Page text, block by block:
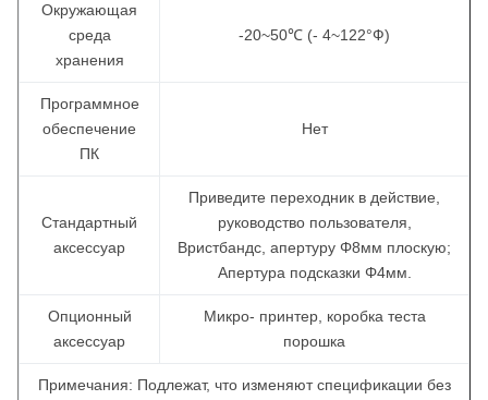
Окружающая
среда
хранения
-20~50℃ (- 4~122°Ф)
Программное
обеспечение
ПК
Нет
Стандартный
аксессуар
Приведите переходник в действие,
руководство пользователя,
Вристбандс, апертуру Φ8мм плоскую;
Апертура подсказки Φ4мм.
Опционный
аксессуар
Микро- принтер, коробка теста
порошка
Примечания: Подлежат, что изменяют спецификации без